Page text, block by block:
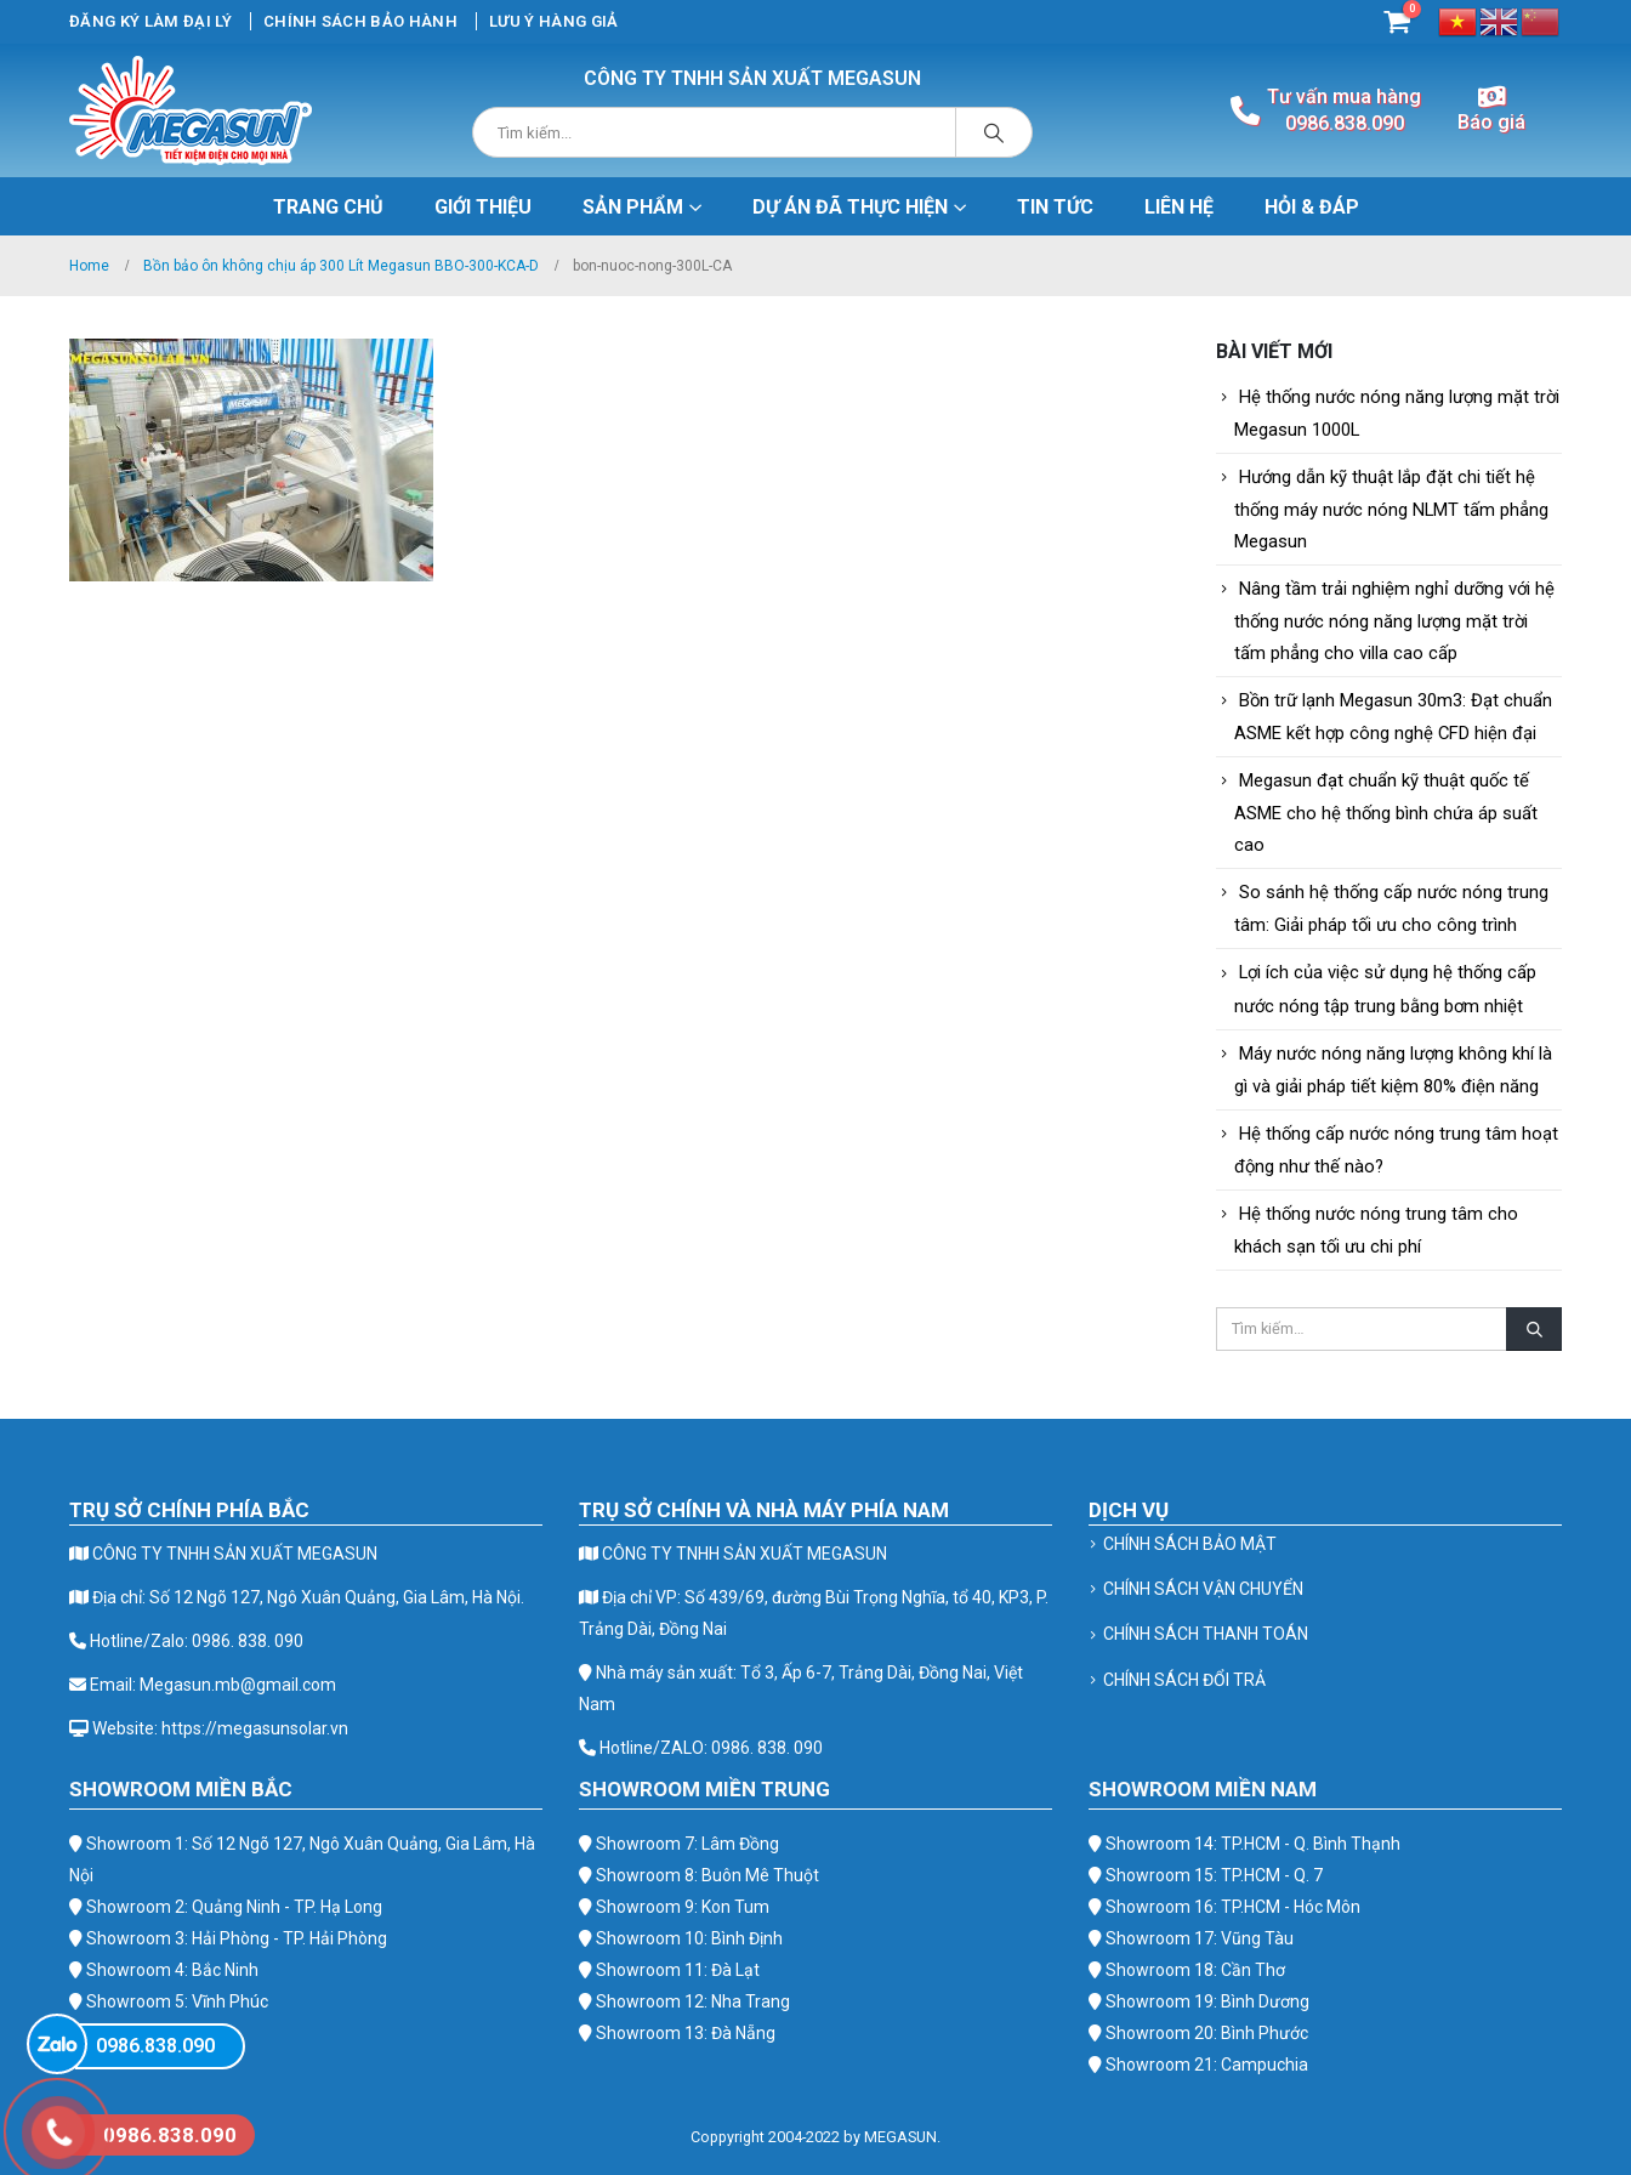
ĐĂNG KÝ LÀM ĐẠI LÝ CHÍNH SÁCH BẢO HÀNH LƯU Ý HÀNG GIẢ
0
CÔNG TY TNHH SẢN XUẤT MEGASUN
Tư vấn mua hàng
0986.838.090
Báo giá
TRANG CHỦ GIỚI THIỆU SẢN PHẨM DỰ ÁN ĐÃ THỰC HIỆN TIN TỨC LIÊN HỆ HỎI & ĐÁP
Home Bồn bảo ôn không chịu áp 300 Lít Megasun BBO-300-KCA-D bon-nuoc-nong-300L-CA
BÀI VIẾT MỚI
Hệ thống nước nóng năng lượng mặt trời
Megasun 1000L
Hướng dẫn kỹ thuật lắp đặt chi tiết hệ
thống máy nước nóng NLMT tấm phẳng
Megasun
Nâng tầm trải nghiệm nghỉ dưỡng với hệ
thống nước nóng năng lượng mặt trời
tấm phẳng cho villa cao cấp
Bồn trữ lạnh Megasun 30m3: Đạt chuẩn
ASME kết hợp công nghệ CFD hiện đại
Megasun đạt chuẩn kỹ thuật quốc tế
ASME cho hệ thống bình chứa áp suất
cao
So sánh hệ thống cấp nước nóng trung
tâm: Giải pháp tối ưu cho công trình
Lợi ích của việc sử dụng hệ thống cấp
nước nóng tập trung bằng bơm nhiệt
Máy nước nóng năng lượng không khí là
gì và giải pháp tiết kiệm 80% điện năng
Hệ thống cấp nước nóng trung tâm hoạt
động như thế nào?
Hệ thống nước nóng trung tâm cho
khách sạn tối ưu chi phí
TRỤ SỞ CHÍNH PHÍA BẮC
CÔNG TY TNHH SẢN XUẤT MEGASUN
Địa chỉ: Số 12 Ngõ 127, Ngô Xuân Quảng, Gia Lâm, Hà Nội.
Hotline/Zalo: 0986. 838. 090
Email: Megasun.mb@gmail.com
Website: https://megasunsolar.vn
TRỤ SỞ CHÍNH VÀ NHÀ MÁY PHÍA NAM
CÔNG TY TNHH SẢN XUẤT MEGASUN
Địa chỉ VP: Số 439/69, đường Bùi Trọng Nghĩa, tổ 40, KP3, P.
Trảng Dài, Đồng Nai
Nhà máy sản xuất: Tổ 3, Ấp 6-7, Trảng Dài, Đồng Nai, Việt
Nam
Hotline/ZALO: 0986. 838. 090
DỊCH VỤ
CHÍNH SÁCH BẢO MẬT
CHÍNH SÁCH VẬN CHUYỂN
CHÍNH SÁCH THANH TOÁN
CHÍNH SÁCH ĐỔI TRẢ
SHOWROOM MIỀN BẮC
Showroom 1: Số 12 Ngõ 127, Ngô Xuân Quảng, Gia Lâm, Hà
Nội
Showroom 2: Quảng Ninh - TP. Hạ Long
Showroom 3: Hải Phòng - TP. Hải Phòng
Showroom 4: Bắc Ninh
Showroom 5: Vĩnh Phúc
Showroom 6: Ba Vì
SHOWROOM MIỀN TRUNG
Showroom 7: Lâm Đồng
Showroom 8: Buôn Mê Thuột
Showroom 9: Kon Tum
Showroom 10: Bình Định
Showroom 11: Đà Lạt
Showroom 12: Nha Trang
Showroom 13: Đà Nẵng
SHOWROOM MIỀN NAM
Showroom 14: TP.HCM - Q. Bình Thạnh
Showroom 15: TP.HCM - Q. 7
Showroom 16: TP.HCM - Hóc Môn
Showroom 17: Vũng Tàu
Showroom 18: Cần Thơ
Showroom 19: Bình Dương
Showroom 20: Bình Phước
Showroom 21: Campuchia
Coppyright 2004-2022 by MEGASUN.
0986.838.090
0986.838.090